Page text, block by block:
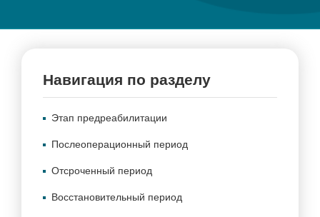
Навигация по разделу
Этап предреабилитации
Послеоперационный период
Отсроченный период
Восстановительный период